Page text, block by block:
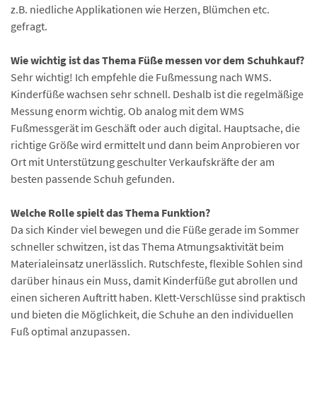
z.B. niedliche Applikationen wie Herzen, Blümchen etc.
gefragt.
Wie wichtig ist das Thema Füße messen vor dem Schuhkauf?
Sehr wichtig! Ich empfehle die Fußmessung nach WMS.
Kinderfüße wachsen sehr schnell. Deshalb ist die regelmäßige
Messung enorm wichtig. Ob analog mit dem WMS
Fußmessgerät im Geschäft oder auch digital. Hauptsache, die
richtige Größe wird ermittelt und dann beim Anprobieren vor
Ort mit Unterstützung geschulter Verkaufskräfte der am
besten passende Schuh gefunden.
Welche Rolle spielt das Thema Funktion?
Da sich Kinder viel bewegen und die Füße gerade im Sommer
schneller schwitzen, ist das Thema Atmungsaktivität beim
Materialeinsatz unerlässlich. Rutschfeste, flexible Sohlen sind
darüber hinaus ein Muss, damit Kinderfüße gut abrollen und
einen sicheren Auftritt haben. Klett-Verschlüsse sind praktisch
und bieten die Möglichkeit, die Schuhe an den individuellen
Fuß optimal anzupassen.